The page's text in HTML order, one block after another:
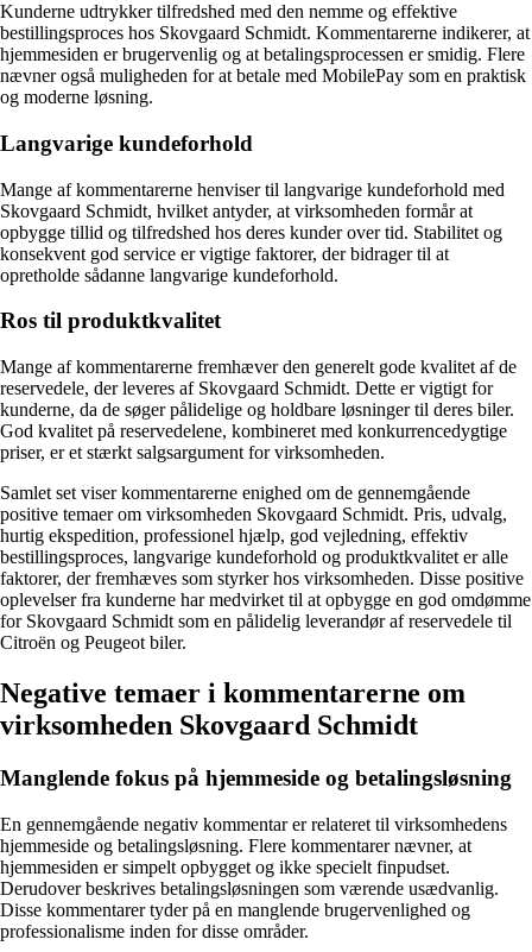
Kunderne udtrykker tilfredshed med den nemme og effektive
bestillingsproces hos Skovgaard Schmidt. Kommentarerne indikerer, at
hjemmesiden er brugervenlig og at betalingsprocessen er smidig. Flere
nævner også muligheden for at betale med MobilePay som en praktisk
og moderne løsning.
Langvarige kundeforhold
Mange af kommentarerne henviser til langvarige kundeforhold med
Skovgaard Schmidt, hvilket antyder, at virksomheden formår at
opbygge tillid og tilfredshed hos deres kunder over tid. Stabilitet og
konsekvent god service er vigtige faktorer, der bidrager til at
opretholde sådanne langvarige kundeforhold.
Ros til produktkvalitet
Mange af kommentarerne fremhæver den generelt gode kvalitet af de
reservedele, der leveres af Skovgaard Schmidt. Dette er vigtigt for
kunderne, da de søger pålidelige og holdbare løsninger til deres biler.
God kvalitet på reservedelene, kombineret med konkurrencedygtige
priser, er et stærkt salgsargument for virksomheden.
Samlet set viser kommentarerne enighed om de gennemgående
positive temaer om virksomheden Skovgaard Schmidt. Pris, udvalg,
hurtig ekspedition, professionel hjælp, god vejledning, effektiv
bestillingsproces, langvarige kundeforhold og produktkvalitet er alle
faktorer, der fremhæves som styrker hos virksomheden. Disse positive
oplevelser fra kunderne har medvirket til at opbygge en god omdømme
for Skovgaard Schmidt som en pålidelig leverandør af reservedele til
Citroën og Peugeot biler.
Negative temaer i kommentarerne om
virksomheden Skovgaard Schmidt
Manglende fokus på hjemmeside og betalingsløsning
En gennemgående negativ kommentar er relateret til virksomhedens
hjemmeside og betalingsløsning. Flere kommentarer nævner, at
hjemmesiden er simpelt opbygget og ikke specielt finpudset.
Derudover beskrives betalingsløsningen som værende usædvanlig.
Disse kommentarer tyder på en manglende brugervenlighed og
professionalisme inden for disse områder.